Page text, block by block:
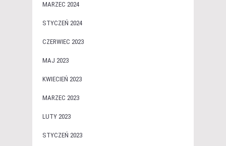
MARZEC 2024
STYCZEŃ 2024
CZERWIEC 2023
MAJ 2023
KWIECIEŃ 2023
MARZEC 2023
LUTY 2023
STYCZEŃ 2023